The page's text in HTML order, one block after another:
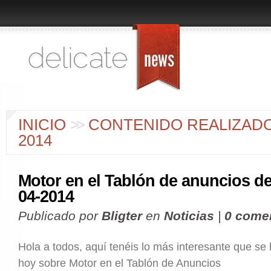
INICIO >> CONTENIDO
2014
Motor en el Tablón de anuncios
04-2014
Publicado por Bligteren Noticias | 0
Hola a todos, aquí tenéis lo más interesante que se
hoy sobre Motor en el Tablón de Anuncios